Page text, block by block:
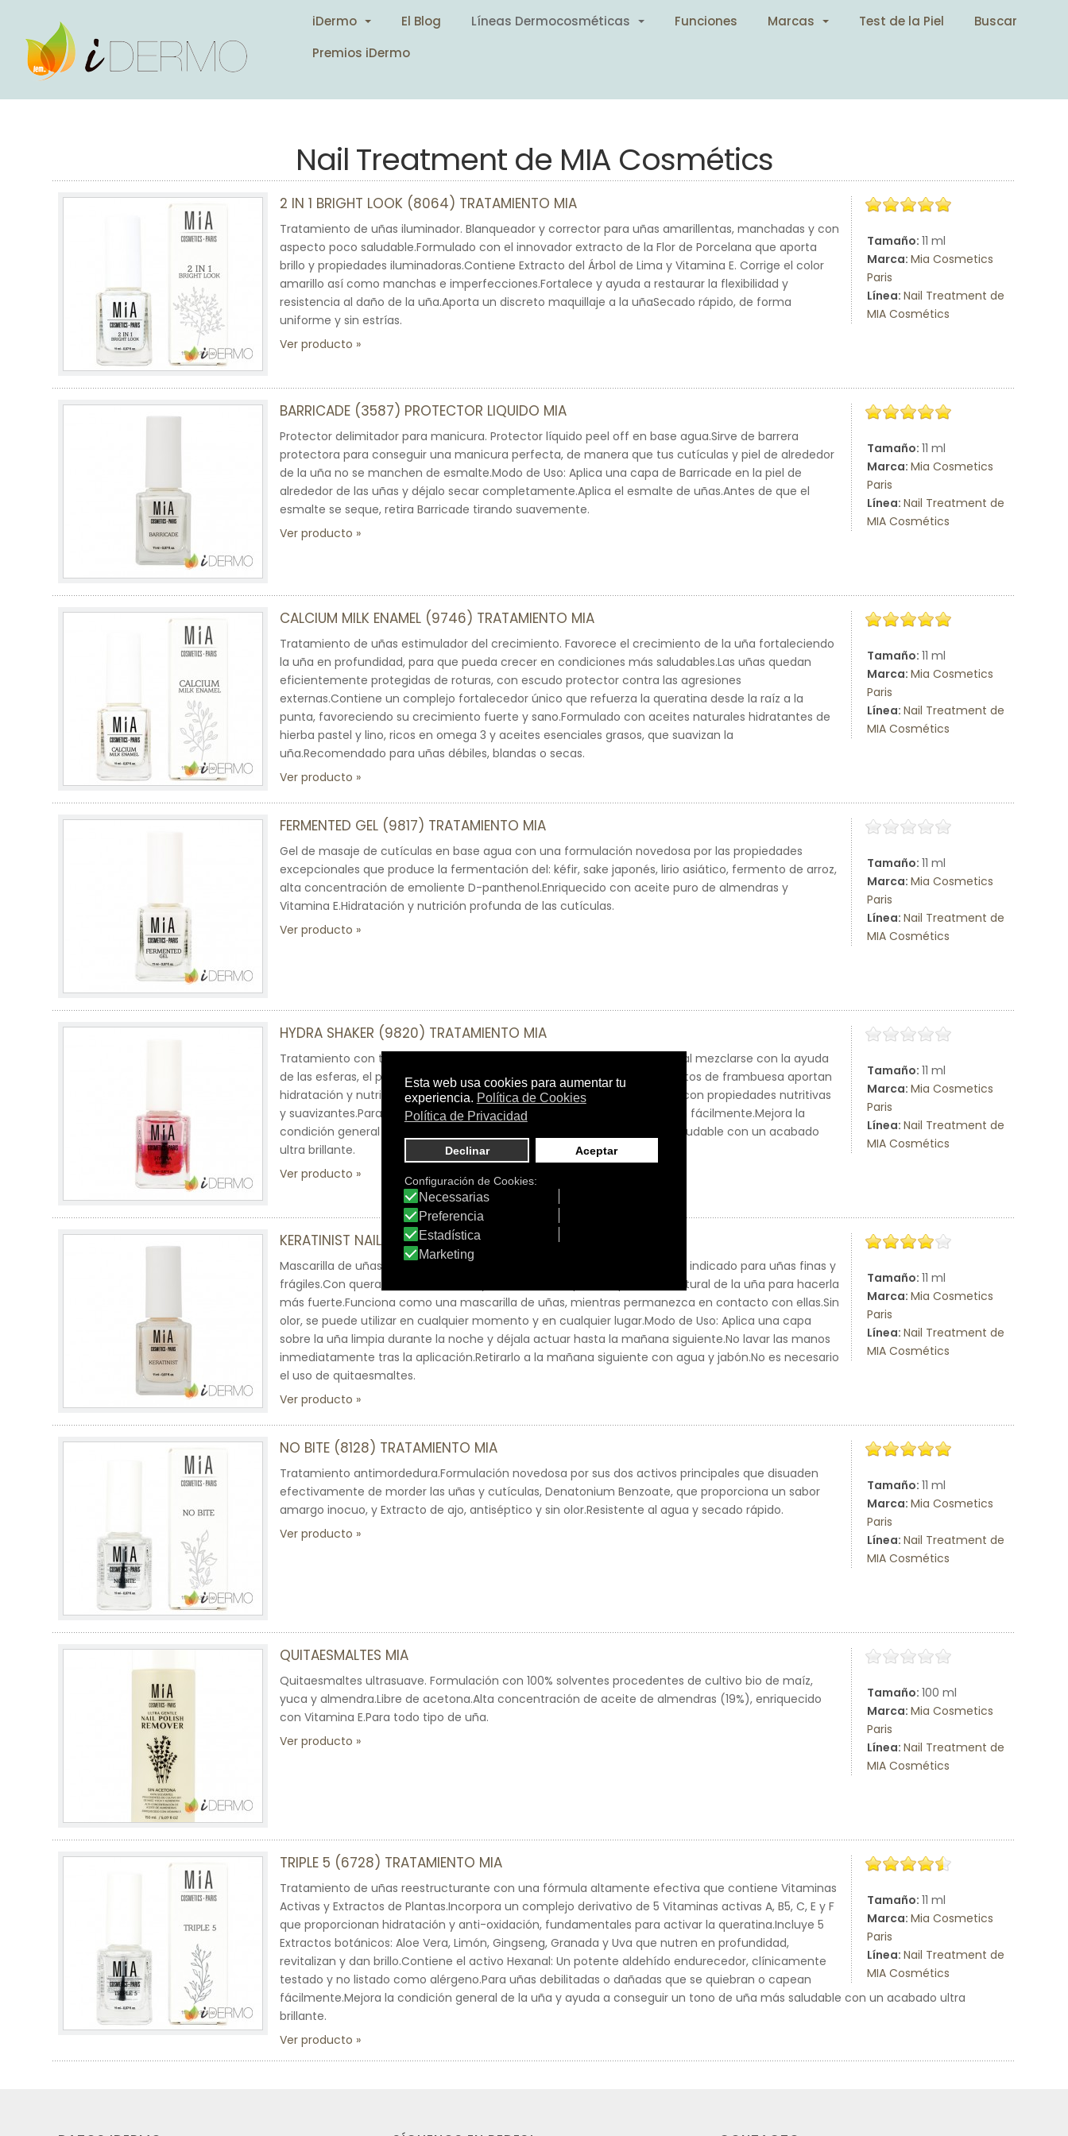
iDermo El Blog Líneas Dermocosméticas Funciones Marcas Test de la Piel
Buscar
Premios iDermo
Nail Treatment de MIA Cosmétics
Tamaño: 11 ml
Marca: Mia Cosmetics
Paris
Línea: Nail Treatment de
MIA Cosmétics
2 IN 1 BRIGHT LOOK (8064) TRATAMIENTO MIA
Tratamiento de uñas iluminador. Blanqueador y corrector para uñas amarillentas, manchadas y con
aspecto poco saludable.Formulado con el innovador extracto de la Flor de Porcelana que aporta
brillo y propiedades iluminadoras.Contiene Extracto del Árbol de Lima y Vitamina E. Corrige el color
amarillo así como manchas e imperfecciones.Fortalece y ayuda a restaurar la flexibilidad y
resistencia al daño de la uña.Aporta un discreto maquillaje a la uñaSecado rápido, de forma
uniforme y sin estrías.
Ver producto
Tamaño: 11 ml
Marca: Mia Cosmetics
Paris
Línea: Nail Treatment de
MIA Cosmétics
BARRICADE (3587) PROTECTOR LIQUIDO MIA
Protector delimitador para manicura. Protector líquido peel off en base agua.Sirve de barrera
protectora para conseguir una manicura perfecta, de manera que tus cutículas y piel de alrededor
de la uña no se manchen de esmalte.Modo de Uso: Aplica una capa de Barricade en la piel de
alrededor de las uñas y déjalo secar completamente.Aplica el esmalte de uñas.Antes de que el
esmalte se seque, retira Barricade tirando suavemente.
Ver producto
Tamaño: 11 ml
Marca: Mia Cosmetics
Paris
Línea: Nail Treatment de
MIA Cosmétics
CALCIUM MILK ENAMEL (9746) TRATAMIENTO MIA
Tratamiento de uñas estimulador del crecimiento. Favorece el crecimiento de la uña fortaleciendo
la uña en profundidad, para que pueda crecer en condiciones más saludables.Las uñas quedan
eficientemente protegidas de roturas, con escudo protector contra las agresiones
externas.Contiene un complejo fortalecedor único que refuerza la queratina desde la raíz a la
punta, favoreciendo su crecimiento fuerte y sano.Formulado con aceites naturales hidratantes de
hierba pastel y lino, ricos en omega 3 y aceites esenciales grasos, que suavizan la
uña.Recomendado para uñas débiles, blandas o secas.
Ver producto
Tamaño: 11 ml
Marca: Mia Cosmetics
Paris
Línea: Nail Treatment de
MIA Cosmétics
FERMENTED GEL (9817) TRATAMIENTO MIA
Gel de masaje de cutículas en base agua con una formulación novedosa por las propiedades
excepcionales que produce la fermentación del: kéfir, sake japonés, lirio asiático, fermento de arroz,
alta concentración de emoliente D-panthenol.Enriquecido con aceite puro de almendras y
Vitamina E.Hidratación y nutrición profunda de las cutículas.
Ver producto
Tamaño: 11 ml
Marca: Mia Cosmetics
Paris
Línea: Nail Treatment de
MIA Cosmétics
HYDRA SHAKER (9820) TRATAMIENTO MIA
Tratamiento con tecnología bifásica, que combina dos elementos, que al mezclarse con la ayuda
de las esferas, el poder del agua y aceite, junto a los refrescantes extractos de frambuesa aportan
hidratación y nutrición a la uña.Contiene aceite de semillas de algodón, con propiedades nutritivas
y suavizantes.Para uñas muy secas y dañadas que se quiebran o capean fácilmente.Mejora la
condición general de la uña y ayuda a conseguir un tono de uña más saludable con un acabado
ultra brillante.
Ver producto
Tamaño: 11 ml
Marca: Mia Cosmetics
Paris
Línea: Nail Treatment de
MIA Cosmétics
KERATINIST NAIL MASK (0124) TRATAMIENTO MIA
Mascarilla de uñas. Tratamiento para uñas en base agua, especialmente indicado para uñas finas y
frágiles.Con queratina de lana, sella y refuerza las capas de queratina natural de la uña para hacerla
más fuerte.Funciona como una mascarilla de uñas, mientras permanezca en contacto con ellas.Sin
olor, se puede utilizar en cualquier momento y en cualquier lugar.Modo de Uso: Aplica una capa
sobre la uña limpia durante la noche y déjala actuar hasta la mañana siguiente.No lavar las manos
inmediatamente tras la aplicación.Retirarlo a la mañana siguiente con agua y jabón.No es necesario
el uso de quitaesmaltes.
Ver producto
Tamaño: 11 ml
Marca: Mia Cosmetics
Paris
Línea: Nail Treatment de
MIA Cosmétics
NO BITE (8128) TRATAMIENTO MIA
Tratamiento antimordedura.Formulación novedosa por sus dos activos principales que disuaden
efectivamente de morder las uñas y cutículas, Denatonium Benzoate, que proporciona un sabor
amargo inocuo, y Extracto de ajo, antiséptico y sin olor.Resistente al agua y secado rápido.
Ver producto
Tamaño: 100 ml
Marca: Mia Cosmetics
Paris
Línea: Nail Treatment de
MIA Cosmétics
QUITAESMALTES MIA
Quitaesmaltes ultrasuave. Formulación con 100% solventes procedentes de cultivo bio de maíz,
yuca y almendra.Libre de acetona.Alta concentración de aceite de almendras (19%), enriquecido
con Vitamina E.Para todo tipo de uña.
Ver producto
Tamaño: 11 ml
Marca: Mia Cosmetics
Paris
Línea: Nail Treatment de
MIA Cosmétics
TRIPLE 5 (6728) TRATAMIENTO MIA
Tratamiento de uñas reestructurante con una fórmula altamente efectiva que contiene Vitaminas
Activas y Extractos de Plantas.Incorpora un complejo derivativo de 5 Vitaminas activas A, B5, C, E y F
que proporcionan hidratación y anti-oxidación, fundamentales para activar la queratina.Incluye 5
Extractos botánicos: Aloe Vera, Limón, Gingseng, Granada y Uva que nutren en profundidad,
revitalizan y dan brillo.Contiene el activo Hexanal: Un potente aldehído endurecedor, clínicamente
testado y no listado como alérgeno.Para uñas debilitadas o dañadas que se quiebran o capean
fácilmente.Mejora la condición general de la uña y ayuda a conseguir un tono de uña más saludable con un acabado ultra
brillante.
Ver producto